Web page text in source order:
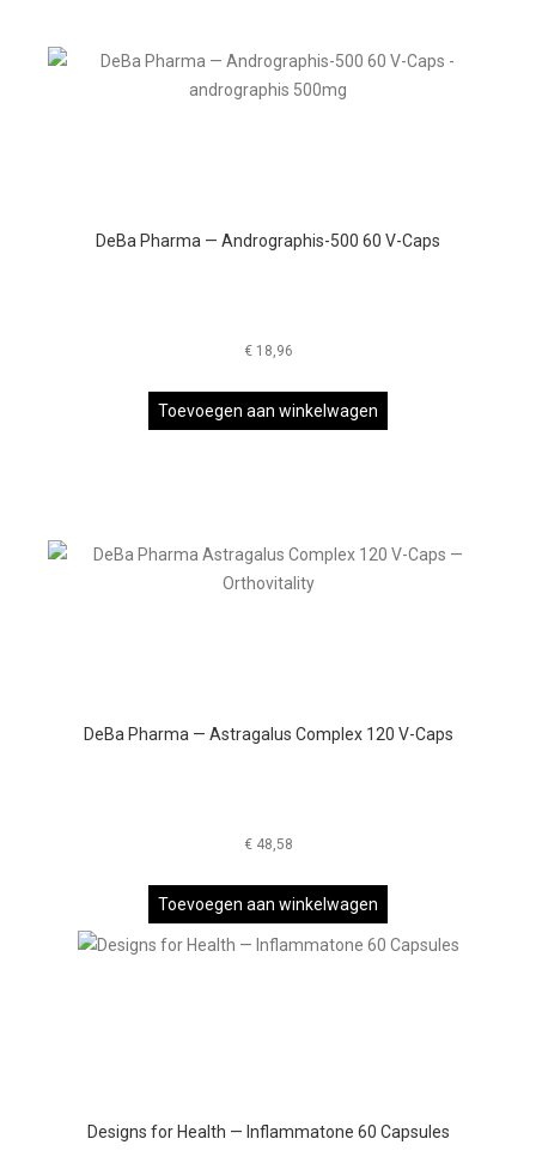
DeBa Pharma — Andrographis-500 60 V-Caps
€18,96
Toevoegen aan winkelwagen
DeBa Pharma — Astragalus Complex 120 V-Caps
€48,58
Toevoegen aan winkelwagen
Designs for Health — Inflammatone 60 Capsules